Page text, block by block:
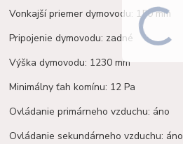
Vonkajší priemer dymovodu: 150 mm
Pripojenie dymovodu: zadné
Výška dymovodu: 1230 mm
Minimálny ťah komínu: 12 Pa
Ovládanie primárneho vzduchu: áno
Ovládanie sekundárneho vzduchu: áno